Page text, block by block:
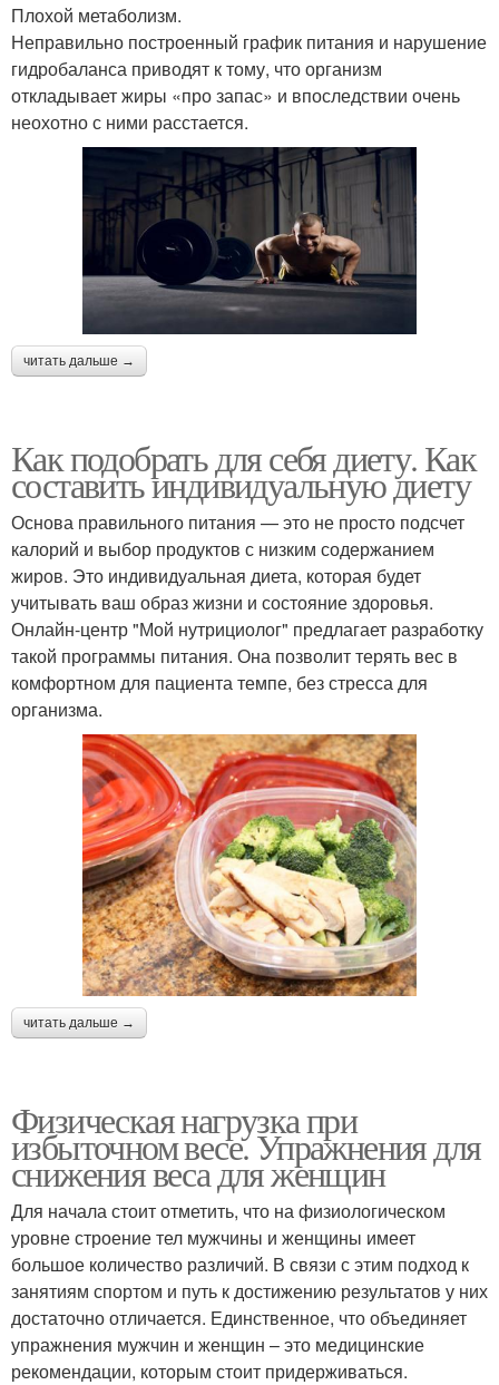
Плохой метаболизм.
Неправильно построенный график питания и нарушение
гидробаланса приводят к тому, что организм
откладывает жиры «про запас» и впоследствии очень
неохотно с ними расстается.
читать дальше →
Как подобрать для себя диету. Как
составить индивидуальную диету
Основа правильного питания — это не просто подсчет
калорий и выбор продуктов с низким содержанием
жиров. Это индивидуальная диета, которая будет
учитывать ваш образ жизни и состояние здоровья.
Онлайн-центр "Мой нутрициолог" предлагает разработку
такой программы питания. Она позволит терять вес в
комфортном для пациента темпе, без стресса для
организма.
читать дальше →
Физическая нагрузка при
избыточном весе. Упражнения для
снижения веса для женщин
Для начала стоит отметить, что на физиологическом
уровне строение тел мужчины и женщины имеет
большое количество различий. В связи с этим подход к
занятиям спортом и путь к достижению результатов у них
достаточно отличается. Единственное, что объединяет
упражнения мужчин и женщин – это медицинские
рекомендации, которым стоит придерживаться.